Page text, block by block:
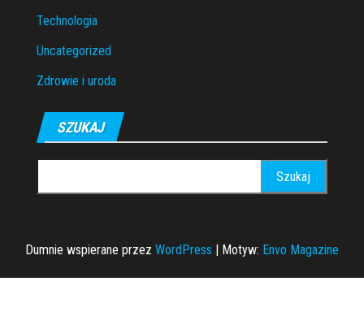
Technologia
Uncategorized
Zdrowie i uroda
SZUKAJ
Dumnie wspierane przez WordPress Motyw: Envo Magazine